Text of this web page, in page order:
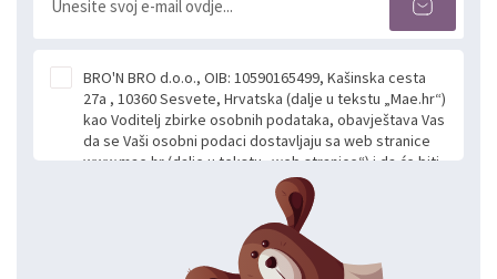
BRO'N BRO d.o.o., OIB: 10590165499, Kašinska cesta
27a , 10360 Sesvete, Hrvatska (dalje u tekstu „Mae.hr“)
kao Voditelj zbirke osobnih podataka, obavještava Vas
da se Vaši osobni podaci dostavljaju sa web stranice
www.mae.hr (dalje u tekstu „web stranice“) i da će biti
obrađeni. Prihvaćanjem ove Izjave smatra se da
slobodno i izričito dajete privolu za prikupljanje i daljnju
obradu Vaših osobnih podataka koje ustupate Mae.hr
putem ovih web stranica u svrhu odgovora i daljnje
komunikacije na Vaš upit poslan kroz kontakt obrazac.